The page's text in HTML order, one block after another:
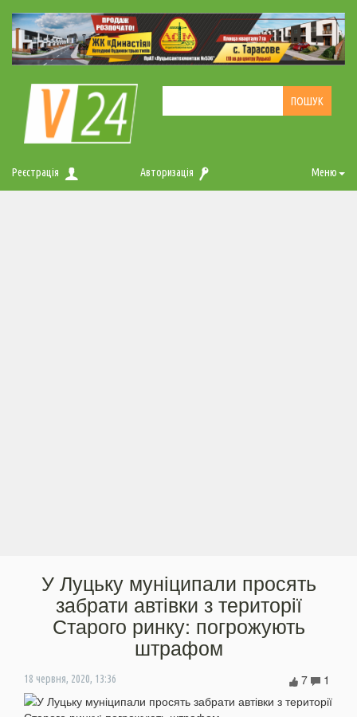
Реєстрація Авторизація Меню
У Луцьку муніципали просять
забрати автівки з території
Старого ринку: погрожують
штрафом
18 червня, 2020, 13:36 1
7